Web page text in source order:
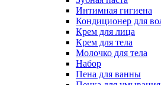
Интимная гигиена
Кондиционер для
Крем для лица
Крем для тела
Молочко для тела
Набор
Пена для ванны